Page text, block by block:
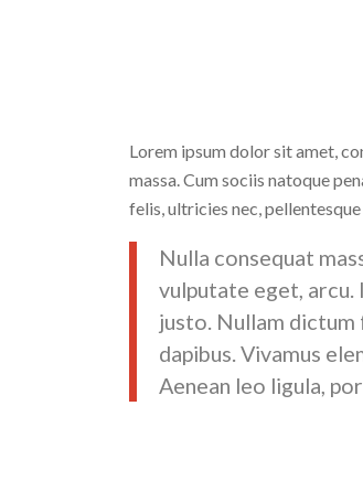
Lorem ipsum dolor sit amet,
massa. Cum sociis natoque
felis, ultricies nec,
Nulla consequat
vulputate eget, arcu.
justo. Nullam
dapibus. Vivamus
Aenean leo ligula,